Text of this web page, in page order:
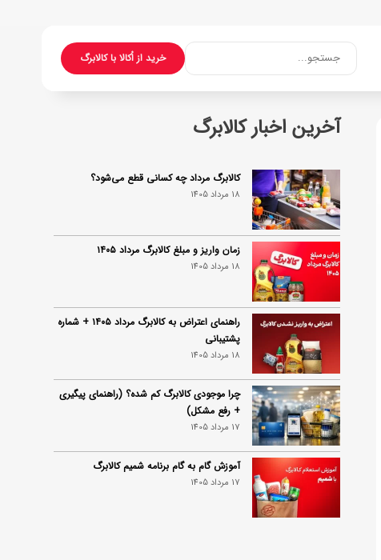
خرید از اُکالا با کالابرگجستجو...
آخرین اخبار کالابرگ
کالابرگ مرداد چه کسانی قطع می‌شود؟
18 مرداد 1405
زمان واریز و مبلغ کالابرگ مرداد ۱۴۰۵
18 مرداد 1405
راهنمای اعتراض به کالابرگ مرداد ۱۴۰۵ + شماره
پشتیبانی
18 مرداد 1405
چرا موجودی کالابرگ کم شده؟ (راهنمای پیگیری
+ رفع مشکل)
17 مرداد 1405
آموزش گام به گام برنامه شمیم کالابرگ
17 مرداد 1405